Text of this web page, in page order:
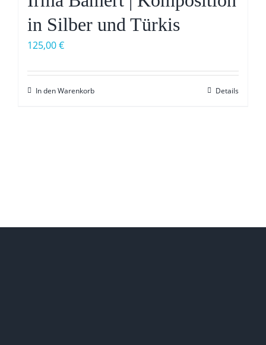
in Silber und Türkis
125,00€
In den Warenkorb Details